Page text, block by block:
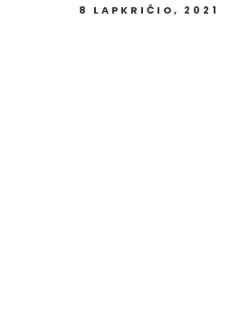
8 LAPKRIČIO, 2021